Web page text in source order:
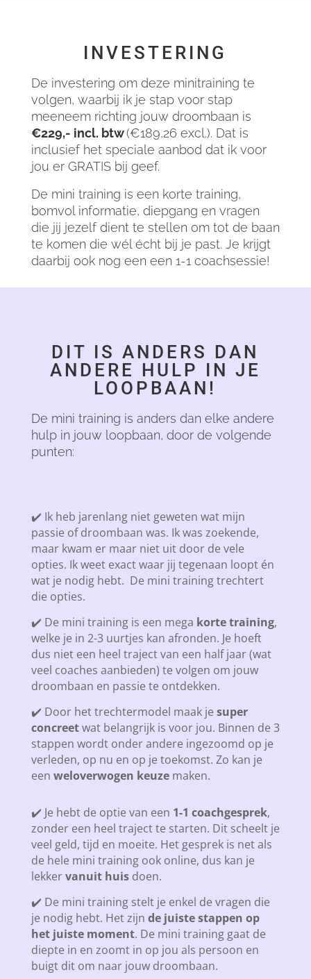
INVESTERING
De investering om deze minitraining te
volgen, waarbij ik je stap voor stap
meeneem richting jouw droombaan is
€229,- incl. btw(€189,26 excl.). Dat is
inclusief het speciale aanbod dat ik voor
jou er GRATIS bij geef.
De mini training is een korte training,
bomvol informatie, diepgang en vragen
die jij jezelf dient te stellen om tot de baan
te komen die wél écht bij je past. Je krijgt
daarbij ook nog een een 1-1 coachsessie!
DIT IS ANDERS DAN
ANDERE HULP IN JE
LOOPBAAN!
De mini training is anders dan elke andere
hulp in jouw loopbaan, door de volgende
punten:
✔️ Ik heb jarenlang niet geweten wat mijn
passie of droombaan was. Ik was zoekende,
maar kwam er maar niet uit door de vele
opties. Ik weet exact waar jij tegenaan loopt én
wat je nodig hebt. De mini training trechtert
die opties.
✔️ De mini training is een mega korte training,
welke je in 2-3 uurtjes kan afronden. Je hoeft
dus niet een heel traject van een half jaar (wat
veel coaches aanbieden) te volgen om jouw
droombaan en passie te ontdekken.
✔️ Door het trechtermodel maak jesuper
concreetwat belangrijk is voor jou. Binnen de 3
stappen wordt onder andere ingezoomd op je
verleden, op nu en op je toekomst. Zo kan je
een weloverwogen keuzemaken.
✔️ Je hebt de optie van een 1-1 coachgesprek,
zonder een heel traject te starten. Dit scheelt je
veel geld, tijd en moeite. Het gesprek is net als
de hele mini training ook online, dus kan je
lekkervanuit huisdoen.
✔️ De mini training stelt je enkel de vragen die
je nodig hebt. Het zijn de juiste stappen op
het juiste moment. De mini training gaat de
diepte in en zoomt in op jou als persoon en
buigt dit om naar jouw droombaan.